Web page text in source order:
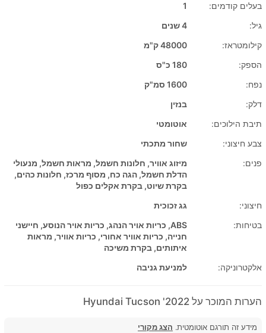
בעלים קודמים:
1
גיל:
4 שנים
קילומטראז:
48000 ק"מ
הספק:
180 כ"ס
נפח:
1600 סמ"ק
דלק:
בנזין
תיבת הילוכים:
אוטומטי
צבע חיצוני:
שחור מתכתי
פנים:
מיזוג אוויר, חלונות חשמל, מראות חשמל, מנעולי
הדלת חשמל, הגה כח, מסוף מרכז, חלונות כהים,
בקרת שיוט, בקרת אקלים כפול
חיצוני:
גג זכוכית
בטיחות:
ABS, כריות אויר הנהג, כריות אויר הנוסע, חיישני
חנייה, כריות אוויר אחורי, כריות אוויר, מראות
איתותים, בקרת משיכה
אלקטרוניקה:
למניעת גניבה
הערות המוכר על 2022' Hyundai Tucson
מידע זה תורגם אוטומטית. הצג מקורי